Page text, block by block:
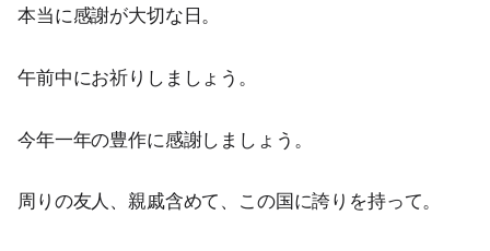
本当に感謝が大切な日。
午前中にお祈りしましょう。
今年一年の豊作に感謝しましょう。
周りの友人、親戚含めて、この国に誇りを持って。